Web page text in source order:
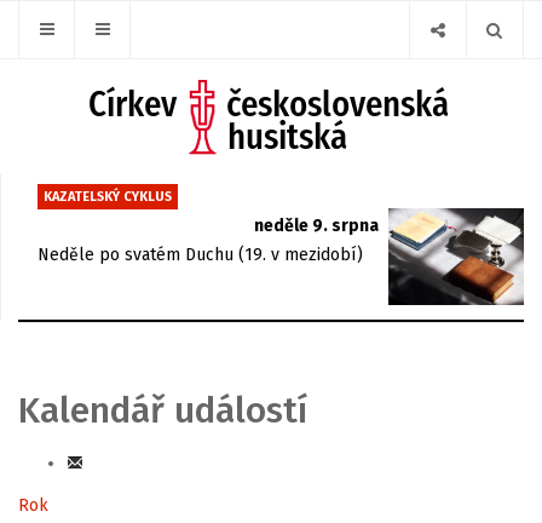
KAZATELSKÝ CYKLUS
neděle 9. srpna
Neděle po svatém Duchu (19. v mezidobí)
Kalendář událostí
Rok